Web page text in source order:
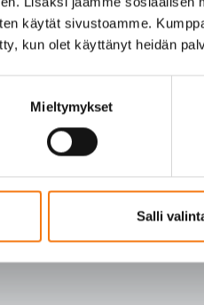
käytät sivustoamme.
kun olet käyttänyt heidän
Mieltymykset
Salli